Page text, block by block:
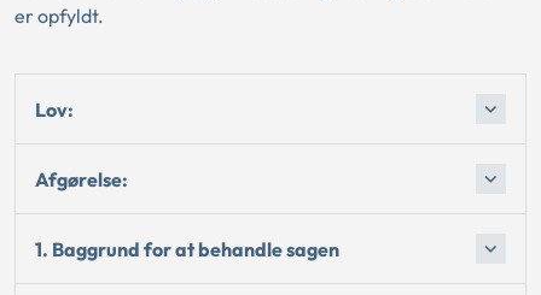
er opfyldt.
Lov:
Afgørelse:
1. Baggrund for at behandle sagen